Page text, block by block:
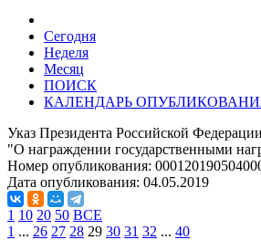
Сегодня
Неделя
Месяц
ПОИСК
КАЛЕНДАРЬ
Указ Президента Российской
"О награждении государственными
Номер опубликования:
Дата опубликования: 04.05.2019
1 10 20 50 ВСЕ
1 ... 26 27 28 29 30 31 32 ... 40